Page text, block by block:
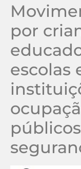
por
escolas